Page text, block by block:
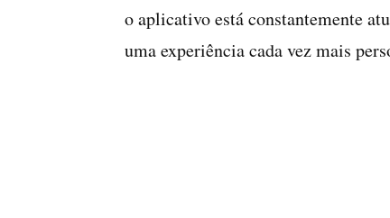
o aplicativo está constantemente
uma experiência cada vez mais